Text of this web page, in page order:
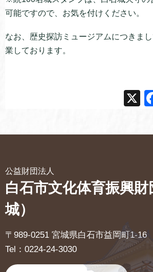
可能ですので、お気を付けください。
なお、歴史探訪ミュージアムにつきま
業しております。
公益財団法人
白石市文化体育振興財
城）
〒989-0251 宮城県白石市益岡町1-16
Tel：0224-24-3030